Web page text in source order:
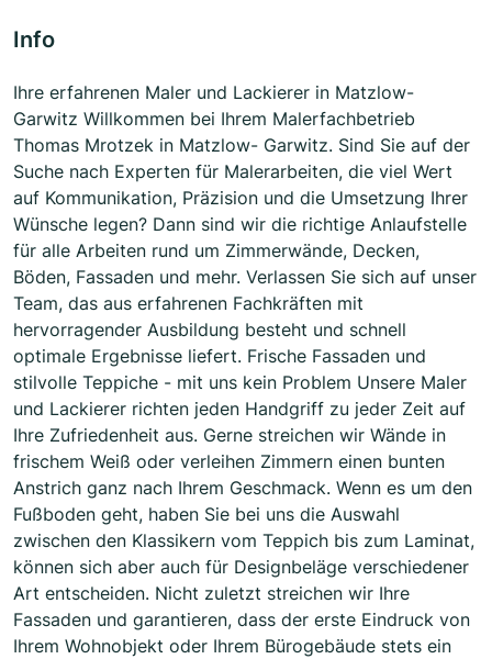
Info
Ihre erfahrenen Maler und Lackierer in Matzlow-
Garwitz Willkommen bei Ihrem Malerfachbetrieb
Thomas Mrotzek in Matzlow- Garwitz. Sind Sie auf der
Suche nach Experten für Malerarbeiten, die viel Wert
auf Kommunikation, Präzision und die Umsetzung Ihrer
Wünsche legen? Dann sind wir die richtige Anlaufstelle
für alle Arbeiten rund um Zimmerwände, Decken,
Böden, Fassaden und mehr. Verlassen Sie sich auf unser
Team, das aus erfahrenen Fachkräften mit
hervorragender Ausbildung besteht und schnell
optimale Ergebnisse liefert. Frische Fassaden und
stilvolle Teppiche - mit uns kein Problem Unsere Maler
und Lackierer richten jeden Handgriff zu jeder Zeit auf
Ihre Zufriedenheit aus. Gerne streichen wir Wände in
frischem Weiß oder verleihen Zimmern einen bunten
Anstrich ganz nach Ihrem Geschmack. Wenn es um den
Fußboden geht, haben Sie bei uns die Auswahl
zwischen den Klassikern vom Teppich bis zum Laminat,
können sich aber auch für Designbeläge verschiedener
Art entscheiden. Nicht zuletzt streichen wir Ihre
Fassaden und garantieren, dass der erste Eindruck von
Ihrem Wohnobjekt oder Ihrem Bürogebäude stets ein